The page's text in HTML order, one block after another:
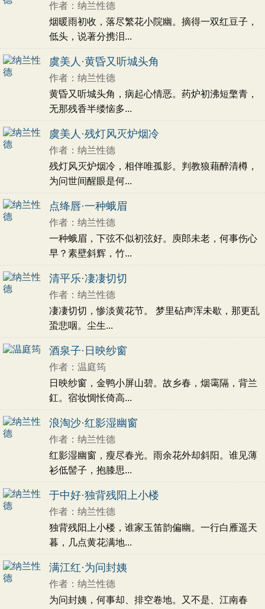
作者：纳兰性德
烟暖雨初收，落尽繁花小院幽。摘得一双红豆子，
低头，说著分携泪...
虞美人·黄昏又听城头角
作者：纳兰性德
黄昏又听城头角，病起心情恶。药炉初沸短檠青，
无那残香半缕恼多...
虞美人·残灯风灭炉烟冷
作者：纳兰性德
残灯风灭炉烟冷，相伴唯孤影。判教狼藉醉清樽，
为问世间醒眼是何...
点绛唇·一种蛾眉
作者：纳兰性德
一种蛾眉，下弦不似初弦好。庾郎未老，何事伤心
早？素壁斜辉，竹...
清平乐·凄凄切切
作者：纳兰性德
凄凄切切，惨淡黄花节。 梦里砧声浑未歇，那更乱
蛩悲咽。尘生...
酒泉子·日映纱窗
作者：温庭筠
日映纱窗，金鸭小屏山碧。故乡春，烟霭隔，背兰
釭。宿妆惆怅倚高...
浪淘沙·红影湿幽窗
作者：纳兰性德
红影湿幽窗，瘦尽春光。雨余花外却斜阳。谁见薄
衫低髻子，抱膝思...
于中好·独背残阳上小楼
作者：纳兰性德
独背残阳上小楼，谁家玉笛韵偏幽。一行白雁遥天
暮，几点黄花满地...
满江红·为问封姨
作者：纳兰性德
为问封姨，何事却、排空卷地。又不是、江南春